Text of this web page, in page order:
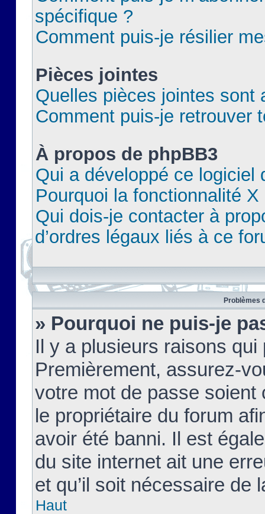
spécifique ?
Comment puis-je résilier
Pièces jointes
Quelles pièces jointes sont
Comment puis-je retrouver
À propos de phpBB3
Qui a développé ce logiciel
Pourquoi la fonctionnalité X
Qui dois-je contacter à
d’ordres légaux liés à ce
Problèmes
» Pourquoi ne puis-je
Il y a plusieurs raisons
Premièrement, assurez-
votre mot de passe soient
le propriétaire du forum
avoir été banni. Il est
du site internet ait une
et qu’il soit nécessaire de
Haut